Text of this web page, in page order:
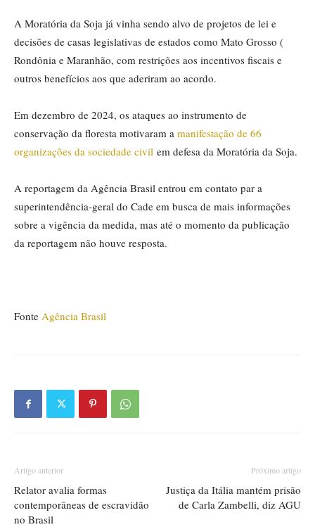
A Moratória da Soja já vinha sendo alvo de projetos de lei e
decisões de casas legislativas de estados como Mato Grosso (
Rondônia e Maranhão, com restrições aos incentivos fiscais e
outros benefícios aos que aderiram ao acordo.
Em dezembro de 2024, os ataques ao instrumento de
conservação da floresta motivaram a manifestação de 66
organizações da sociedade civil em defesa da Moratória da Soja.
A reportagem da Agência Brasil entrou em contato par a
superintendência-geral do Cade em busca de mais informações
sobre a vigência da medida, mas até o momento da publicação
da reportagem não houve resposta.
Fonte Agência Brasil
Artigo anterior
Relator avalia formas
contemporâneas de escravidão
no Brasil
Próximo artigo
Justiça da Itália mantém prisão
de Carla Zambelli, diz AGU